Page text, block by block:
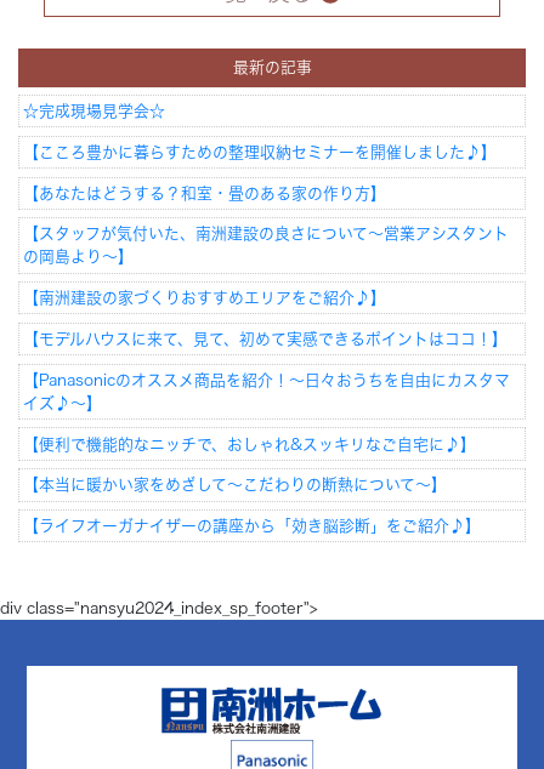
最新の記事
☆完成現場見学会☆
【こころ豊かに暮らすための整理収納セミナーを開催しました♪】
【あなたはどうする？和室・畳のある家の作り方】
【スタッフが気付いた、南洲建設の良さについて～営業アシスタント
の岡島より～】
【南洲建設の家づくりおすすめエリアをご紹介♪】
【モデルハウスに来て、見て、初めて実感できるポイントはココ！】
【Panasonicのオススメ商品を紹介！～日々おうちを自由にカスタマ
イズ♪～】
【便利で機能的なニッチで、おしゃれ&スッキリなご自宅に♪】
【本当に暖かい家をめざして～こだわりの断熱について～】
【ライフオーガナイザーの講座から「効き脳診断」をご紹介♪】
div class="nansyu2024_index_sp_footer">